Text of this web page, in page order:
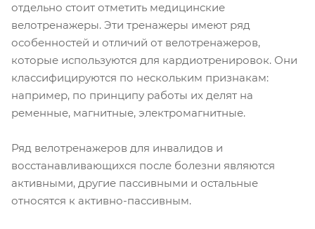
отдельно стоит отметить медицинские
велотренажеры. Эти тренажеры имеют ряд
особенностей и отличий от велотренажеров,
которые используются для кардиотренировок. Они
классифицируются по нескольким признакам:
например, по принципу работы их делят на
ременные, магнитные, электромагнитные.
Ряд велотренажеров для инвалидов и
восстанавливающихся после болезни являются
активными, другие пассивными и остальные
относятся к активно-пассивным.